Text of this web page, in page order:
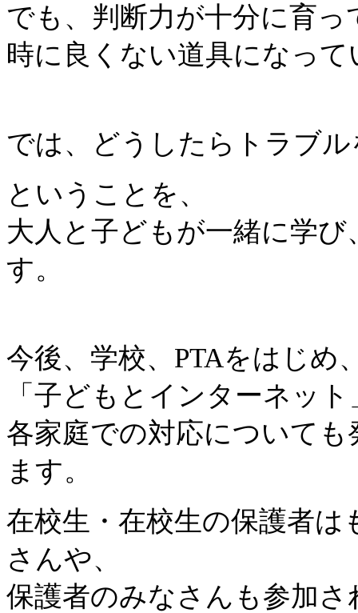
でも、判断力が十分に育
時に良くない道具になっ
では、どうしたらトラブ
ということを、
大人と子どもが一緒に学
す。
今後、学校、PTAをはじめ
「子どもとインターネッ
各家庭での対応について
ます。
在校生・在校生の保護者
さんや、
保護者のみなさんも参加